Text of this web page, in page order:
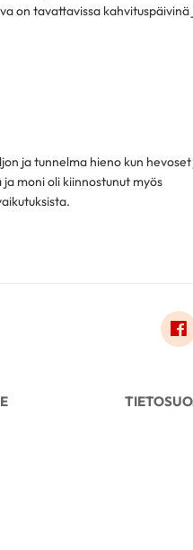
on tavattavissa kahvituspäivinä
ja tunnelma hieno kun
moni oli kiinnostunut myös